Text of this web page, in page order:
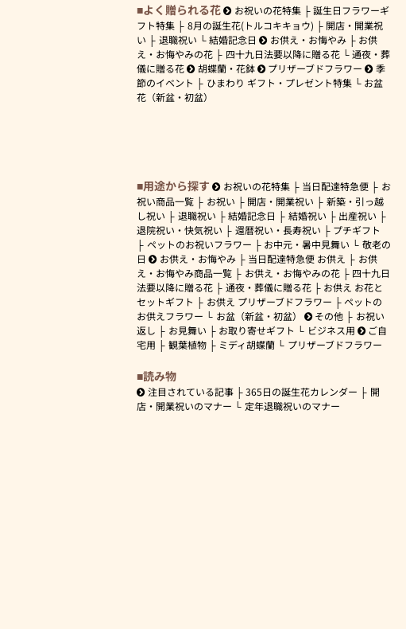
よく贈られる花 お祝いの花特集
誕生日フラワーギ
フト特集
8月の誕生花(トルコキキョウ)
開店・開業祝
い
退職祝い 結婚記念日 お供え・お悔やみ
お供
え・お悔やみの花
四十九日法要以降に贈る花
通夜・葬
儀に贈る花
胡蝶蘭・花鉢 プリザーブドフラワー
季
節のイベント
ひまわり ギフト・プレゼント特集
お盆
花（新盆・初盆）
用途から探す お祝いの花特集 当日配達特急便
お
祝い商品一覧
お祝い 開店・開業祝い
新築・引っ越
し祝い
退職祝い 結婚記念日 結婚祝い
出産祝い
退院祝い・快気祝い
還暦祝い・長寿祝い
プチギフト
ペットのお祝いフラワー
お中元・暑中見舞い
敬老の
日
お供え・お悔やみ 当日配達特急便 お供え
お供
え・お悔やみ商品一覧
お供え・お悔やみの花
四十九日
法要以降に贈る花
通夜・葬儀に贈る花
お供え お花と
セットギフト
お供え プリザーブドフラワー
ペットの
お供えフラワー
お盆（新盆・初盆） その他
お祝い
返し
お見舞い お取り寄せギフト ビジネス用
ご自
宅用
観葉植物 ミディ胡蝶蘭 プリザーブドフラワー
読み物
注目されている記事 365日の誕生花カレンダー
開
店・開業祝いのマナー
定年退職祝いのマナー